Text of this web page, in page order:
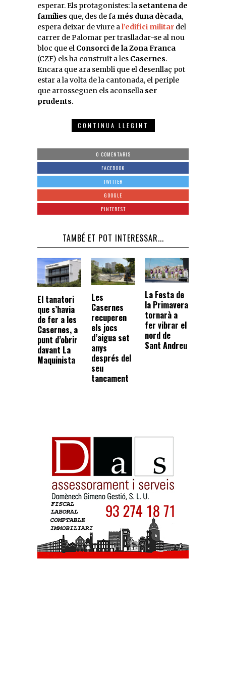
esperar. Els protagonistes: la setantena de
famílies que, des de fa més duna dècada,
espera deixar de viure al’edifici militar del
carrer de Palomar per traslladar-se al nou
bloc que el Consorci de la Zona Franca
(CZF) els ha construït a les Casernes.
Encara que ara sembli que el desenllaç pot
estar a la volta de la cantonada, el periple
que arrosseguen els aconsella ser
prudents.
CONTINUA LLEGINT
0 COMENTARIS
FACEBOOK
TWITTER
GOOGLE
PINTEREST
TAMBÉ ET POT INTERESSAR...
El tanatori
que s’havia
de fer a les
Casernes, a
punt d’obrir
davant La
Maquinista
Les
Casernes
recuperen
els jocs
d’aigua set
anys
després del
seu
tancament
La Festa de
la Primavera
tornarà a
fer vibrar el
nord de
Sant Andreu